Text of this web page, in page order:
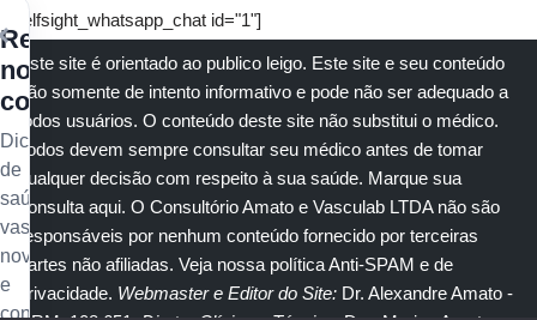
[elfsight_whatsapp_chat id="1"]
Este site é orientado ao publico leigo. Este site e seu conteúdo
são somente de intento informativo e pode não ser adequado a
todos usuários. O conteúdo deste site não substitui o médico.
Todos devem sempre consultar seu médico antes de tomar
qualquer decisão com respeito à sua saúde. Marque sua
consulta aqui. O Consultório Amato e Vasculab LTDA não são
responsáveis por nenhum conteúdo fornecido por terceiras
partes não afiliadas. Veja nossa política Anti-SPAM e de
privacidade. Webmaster e Editor do Site: Dr. Alexandre Amato -
Receba
nossos
conteúdos
Dicas
de
saúde
vascular,
novidades
e
conteúdo